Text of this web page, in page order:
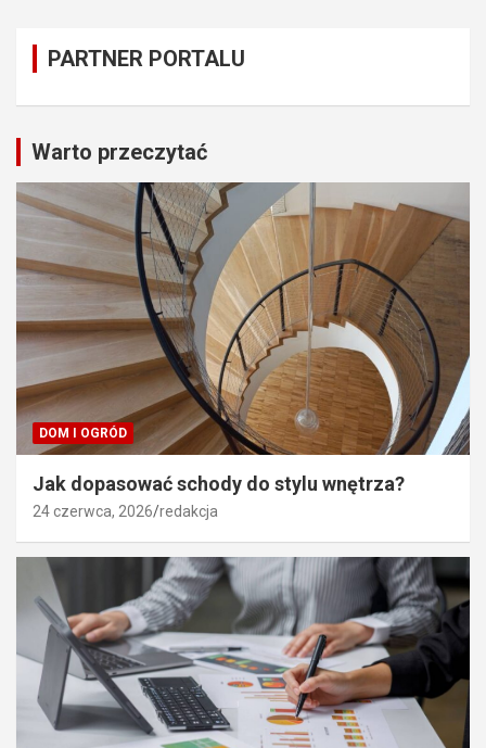
PARTNER PORTALU
Warto przeczytać
DOM I OGRÓD
Jak dopasować schody do stylu wnętrza?
24 czerwca, 2026 redakcja